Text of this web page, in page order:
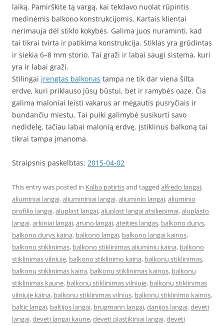
laiką. Pamirškite tą vargą, kai tekdavo nuolat rūpintis
medinėmis balkono konstrukcijomis. Kartais klientai
nerimauja dėl stiklo kokybės. Galima juos nuraminti, kad
tai tikrai tvirta ir patikima konstrukcija. Stiklas yra grūdintas
ir siekia 6–8 mm storio. Tai graži ir labai saugi sistema, kuri
yra ir labai graži.
Stilingai įrengtas balkonas tampa ne tik dar viena šilta
erdve, kuri priklauso jūsų būstui, bet ir ramybės oaze. Čia
galima maloniai leisti vakarus ar mėgautis pusryčiais ir
bundančiu miestu. Tai puiki galimybė susikurti savo
nedidelę, tačiau labai malonią erdvę. Įstiklinus balkoną tai
tikrai tampa įmanoma.
Straipsnis paskelbtas: 2015-04-02
This entry was posted in Kalba patirtisand tagged alfredo langai,
aliuminiai langai,aliumininiai langai,aliuminio langai,aliuminio
profilio langai,aluplast langai,aluplast langai atsiliepimai,aluplasto
langai,arkiniai langai,aruno langai,ateities langas, balkono durys,
balkono durys kaina, balkono langai, balkono langai kainos,
balkono stiklinimas, balkono stiklinimas aliuminiu kaina, balkono
stiklinimas vilniuje, balkono stiklinimo kaina, balkonų stiklinimas,
balkonų stiklinimas kaina, balkonu stiklinimas kainos, balkonų
stiklinimas kaune, balkonų stiklinimas vilniuje, balkonų stiklinimas
vilniuje kaina, balkonu stiklinimas vilnius, balkonų stiklinimo kainos,
baltic langai, baltijos langai, brugmann langai,danijos langai,deveti
langai,deveti langai kaune,deveti plastikiniai langai,deveti